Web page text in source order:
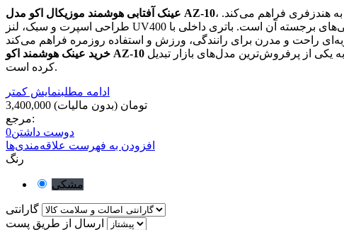
عینک آفتابی هوشمند موزیکال اکو مدل AZ-10، ترکیبی از استایل و تکنولوژی است. این عینک مجهز به بلوتوث داخلی بوده و امکان پخش موسیقی و پاسخ به تماس را بدون نیاز به هندزفری فراهم می‌کند.
طراحی اسپرت و سبک، لنز UV400 برای محافظت از چشم در برابر نور خورشید، اسپیکر مخفی در دسته‌ها، و کنترل لمسی برای تغییر موزیک یا پاسخ تماس، از ویژگی‌های برجسته آن است. باتری داخلی با
خرید عینک هوشمند اکو AZ-10
کرده است.
ادامه مطلبنمایش کمتر
3,400,000 تومان (بدون مالیات)
مرجع:
دوست داشتن0
افزودن به فهرست علاقه‌مندی‌ها
رنگ
مشکی
گارانتی
ارسال از طریق پست